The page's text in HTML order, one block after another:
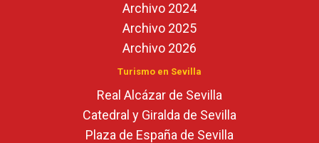
Archivo 2024
Archivo 2025
Archivo 2026
Turismo en Sevilla
Real Alcázar de Sevilla
Catedral y Giralda de Sevilla
Plaza de España de Sevilla